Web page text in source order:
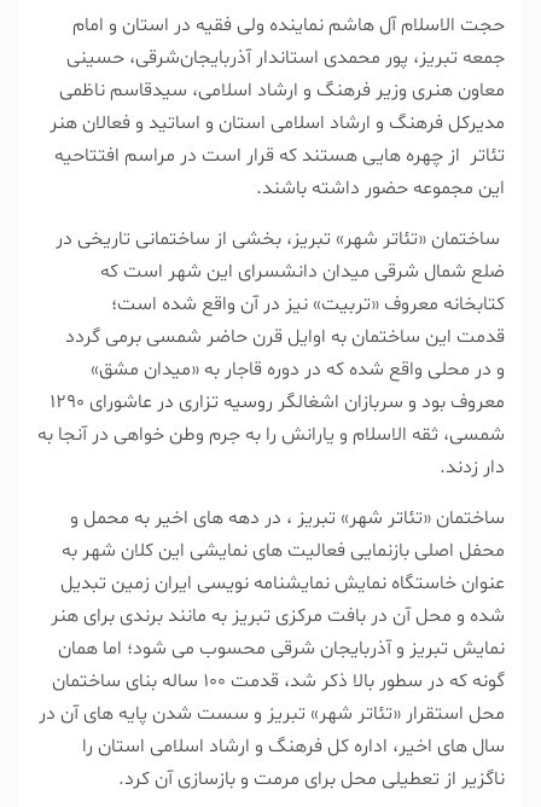
حجت الاسلام آل هاشم نماینده ولی فقیه در استان و امام
جمعه تبریز، پور محمدى استاندار آذربایجان‌شرقی، حسینی
معاون هنری وزیر فرهنگ و ارشاد اسلامی، سیدقاسم ناظمی
مدیرکل فرهنگ و ارشاد اسلامی استان و اساتید و فعالان هنر
تئاتر از چهره هایى هستند که قرار است در مراسم افتتاحیه
این مجموعه حضور داشته باشند.
ساختمان «تئاتر شهر» تبریز، بخشی از ساختمانی تاریخی در
ضلع شمال شرقی میدان دانشسرای این شهر است که
کتابخانه معروف «تربیت» نیز در آن واقع شده است؛
قدمت این ساختمان به اوایل قرن حاضر شمسی برمی گردد
و در محلی واقع شده که در دوره قاجار به «میدان مشق»
معروف بود و سربازان اشغالگر روسیه تزاری در عاشورای ١٢٩٠
شمسی، ثقه الاسلام و یارانش را به جرم وطن خواهی در آنجا به
دار زدند.
ساختمان «تئاتر شهر» تبریز ، در دهه های اخیر به محمل و
محفل اصلی بازنمایی فعالیت های نمایشی این کلان شهر به
عنوان خاستگاه نمایش نمایشنامه نویسی ایران زمین تبدیل
شده و محل آن در بافت مرکزی تبریز به مانند برندی برای هنر
نمایش تبریز و آذربایجان شرقی محسوب می شود؛ اما همان
گونه که در سطور بالا ذکر شد، قدمت ۱۰۰ ساله بنای ساختمان
محل استقرار «تئاتر شهر» تبریز و سست شدن پایه های آن در
سال های اخیر، اداره کل فرهنگ و ارشاد اسلامی استان را
ناگزیر از تعطیلی محل برای مرمت و بازسازی آن کرد.